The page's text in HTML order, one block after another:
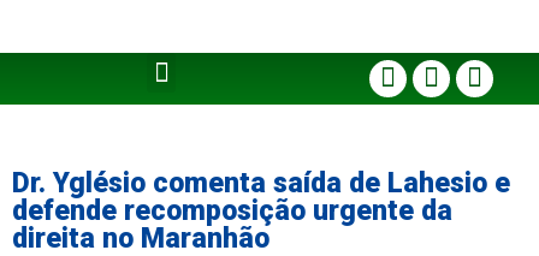
Dr. Yglésio comenta saída de Lahesio e
defende recomposição urgente da
direita no Maranhão